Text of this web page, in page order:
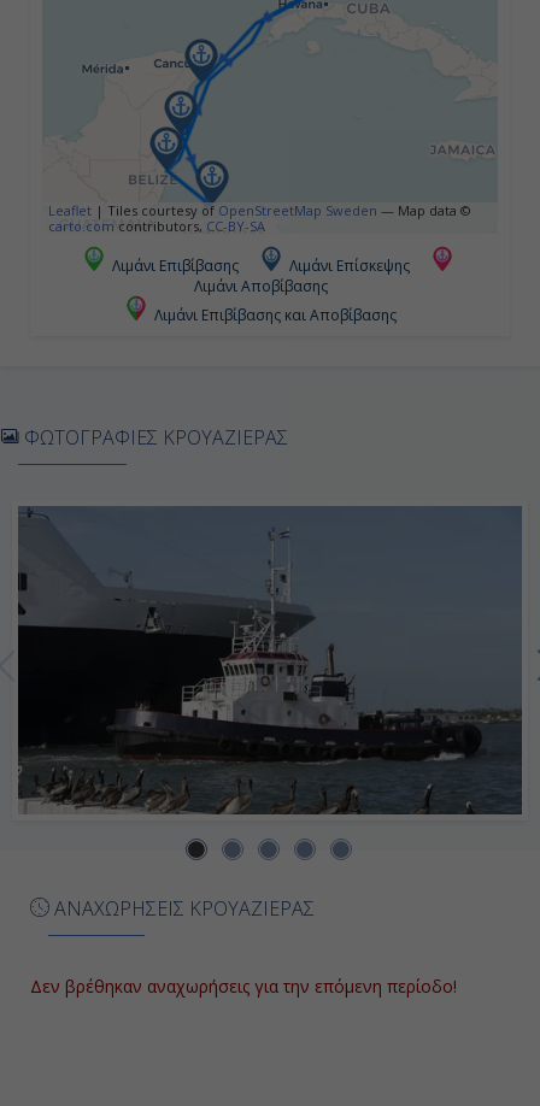
Ημέρα 5η
Νήσος Ροατάν, Ονδούρα
17:00
Ημέρα 6η
Ημέρα 8η
Leaflet | Tiles courtesy of OpenStreetMap Sweden — Map data ©
carto.com contributors, CC-BY-SA
Λιμάνι Επιβίβασης
Λιμάνι Επίσκεψης
Λιμάνι Αποβίβασης
Λιμάνι Επιβίβασης και Αποβίβασης
ΑΝΑΧΩΡΗΣΕΙΣ ΚΡΟΥΑΖΙΕΡΑΣ
Δεν βρέθηκαν αναχωρήσεις για την επόμενη περίοδο!
ΦΩΤΟΓΡΑΦΙΕΣ ΚΡΟΥΑΖΙΕΡΑΣ